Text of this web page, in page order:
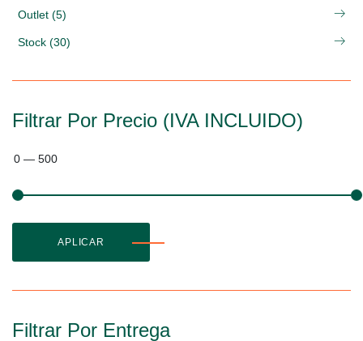
Outlet (5)
Stock (30)
Filtrar Por Precio (IVA INCLUIDO)
0 — 500
APLICAR
Filtrar Por Entrega